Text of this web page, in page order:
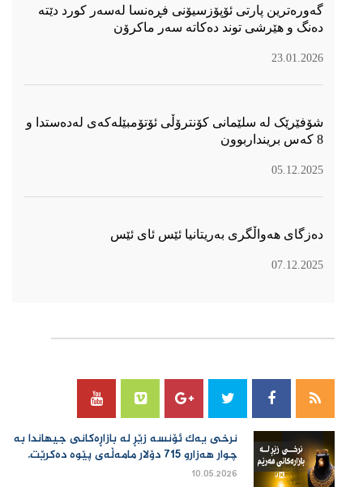
گەورەترین پارتی ئۆپۆزسیۆنی فڕەنسا لەسەر كورد دێتە
دەنگ و هێرشی توند دەكاتە سەر ماكرۆن
23.01.2026
شۆفێرێک لە سلێمانی کۆنترۆڵی ئۆتۆمبێلەکەی لەدەستدا و
8 کەس برینداربوون
05.12.2025
دەزگای هەواڵگری بەریتانیا ئێس ئای ئێس
07.12.2025
نرخی یەك ئۆنسە زێڕ لە بازاڕەكانی جیهاندا بە
چوار هەزارو 715 دۆلار مامەڵەی پێوە دەكرێت.
10.05.2026